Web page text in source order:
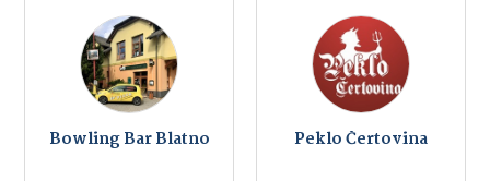
Bowling Bar Blatno Peklo Čertovina